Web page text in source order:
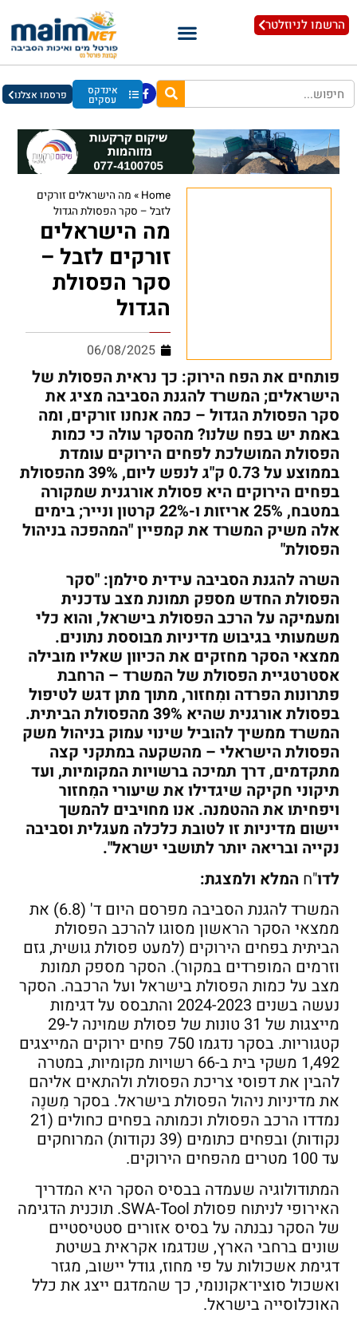
הרשמו לניוזלטר
אינדקס
עסקים פרסמו אצלנו
Home
» מה הישראלים זורקים
לזבל – סקר הפסולת הגדול
מה הישראלים
זורקים לזבל –
סקר הפסולת
הגדול
06/08/2025
פותחים את הפח הירוק: כך נראית הפסולת של
הישראלים; המשרד להגנת הסביבה מציג את
סקר הפסולת הגדול – כמה אנחנו זורקים, ומה
באמת יש בפח שלנו? מהסקר עולה כי כמות
הפסולת המושלכת לפחים הירוקים עומדת
בממוצע על 0.73 ק"ג לנפש ליום, 39% מהפסולת
בפחים הירוקים היא פסולת אורגנית שמקורה
במטבח, 25% אריזות ו-22% קרטון ונייר; בימים
אלה משיק המשרד את קמפיין "המהפכה בניהול
הפסולת"
השרה להגנת הסביבה עידית סילמן: "סקר
הפסולת החדש מספק תמונת מצב עדכנית
ומעמיקה על הרכב הפסולת בישראל, והוא כלי
משמעותי בגיבוש מדיניות מבוססת נתונים.
ממצאי הסקר מחזקים את הכיוון שאליו מובילה
אסטרטגיית הפסולת של המשרד – הרחבת
פתרונות הפרדה ומִחזור, מתוך מתן דגש לטיפול
בפסולת אורגנית שהיא 39% מהפסולת הביתית.
המשרד ממשיך להוביל שינוי עמוק בניהול משק
הפסולת הישראלי – מהשקעה במתקני קצה
מתקדמים, דרך תמיכה ברשויות המקומיות, ועד
תיקוני חקיקה שיגדילו את שיעורי המִחזור
ויפחיתו את ההטמנה. אנו מחויבים להמשך
יישום מדיניות זו לטובת כלכלה מעגלית וסביבה
נקייה ובריאה יותר לתושבי ישראל".
לדו"ח המלא ולמצגת:
המשרד להגנת הסביבה מפרסם היום ד' (6.8) את
ממצאי הסקר הראשון מסוגו להרכב הפסולת
הביתית בפחים הירוקים (למעט פסולת גושית, גזם
וזרמים המופרדים במקור). הסקר מספק תמונת
מצב על כמות הפסולת בישראל ועל הרכבה. הסקר
נעשה בשנים 2024-2023 והתבסס על דגימות
מייצגות של 31 טונות של פסולת שמוינה ל-29
קטגוריות. בסקר נדגמו 750 פחים ירוקים המייצגים
1,492 משקי בית ב-66 רשויות מקומיות, במטרה
להבין את דפוסי צריכת הפסולת ולהתאים אליהם
את מדיניות ניהול הפסולת בישראל. בסקר מִשנֶה
נמדדו הרכב הפסולת וכמותה בפחים כחולים (21
נקודות) ובפחים כתומים (39 נקודות) המרוחקים
עד 100 מטרים מהפחים הירוקים.
המתודולוגיה שעמדה בבסיס הסקר היא המדריך
האירופי לניתוח פסולת SWA-Tool. תוכנית הדגימה
של הסקר נבנתה על בסיס אזורים סטטיסטיים
שונים ברחבי הארץ, שנדגמו אקראית בשיטת
דגימת אשכולות על פי מחוז, גודל יישוב, מגזר
ואשכול סוציו־אקונומי, כך שהמדגם ייצג את כלל
האוכלוסייה בישראל.